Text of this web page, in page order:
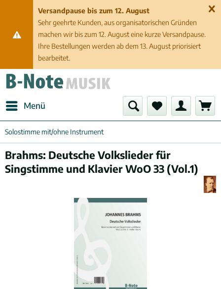
Versandpause bis zum 12. August
Sehr geehrte Kunden, aus organisatorischen Gründen
machen wir bis zum 12. August eine kurze Versandpause.
Ihre Bestellungen werden ab dem 13. August priorisiert
bearbeitet.
Menü
Solostimme mit/ohne Instrument
Brahms: Deutsche Volkslieder für
Singstimme und Klavier WoO 33 (Vol.1)